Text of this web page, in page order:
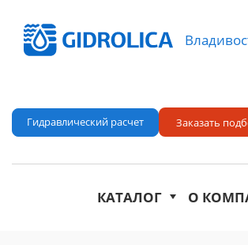
Гидравлический расчет Заказать
КАТАЛОГ О